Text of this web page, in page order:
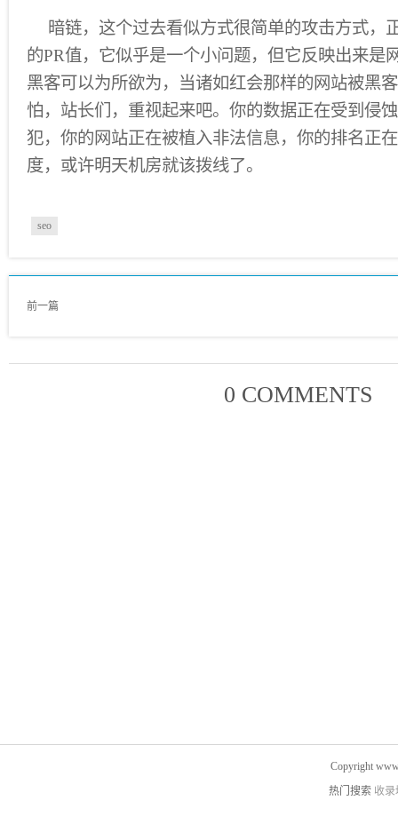
暗链，这个过去看似方式很简单的攻击方式，
的PR值，它似乎是一个小问题，但它反映出来是
黑客可以为所欲为，当诸如红会那样的网站被黑
怕，站长们，重视起来吧。你的数据正在受到侵
犯，你的网站正在被植入非法信息，你的排名正
度，或许明天机房就该拨线了。
seo
前一篇
0 COMMENTS
Copyright
热门搜索 收录